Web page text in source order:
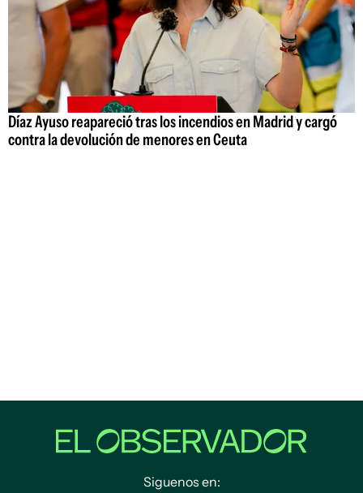
Díaz Ayuso reapareció tras los incendios en Madrid y cargó
contra la devolución de menores en Ceuta
Siguenos en: